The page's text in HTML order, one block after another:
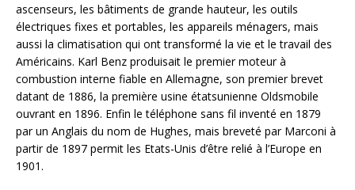
ascenseurs, les bâtiments de grande hauteur, les outils
électriques fixes et portables, les appareils ménagers, mais
aussi la climatisation qui ont transformé la vie et le travail des
Américains. Karl Benz produisait le premier moteur à
combustion interne fiable en Allemagne, son premier brevet
datant de 1886, la première usine étatsunienne Oldsmobile
ouvrant en 1896. Enfin le téléphone sans fil inventé en 1879
par un Anglais du nom de Hughes, mais breveté par Marconi à
partir de 1897 permit les Etats-Unis d’être relié à l’Europe en
1901.